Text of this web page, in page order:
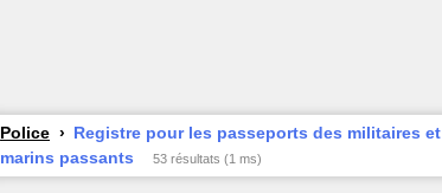
Police
Registre pour les passeports des militaires et
marins passants
53 résultats (1 ms)